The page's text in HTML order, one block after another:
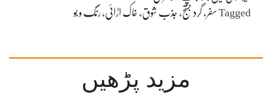
Taggedسفر، گرد جستج، جذب شوق، خاک اڑائی، رنگ و بو
مزید پڑھیں